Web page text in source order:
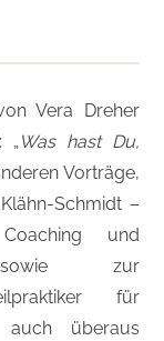
Vera Dreher
„Was hast Du,
Vorträge,
Schmidt –
und
sowie zur
für
auch überaus